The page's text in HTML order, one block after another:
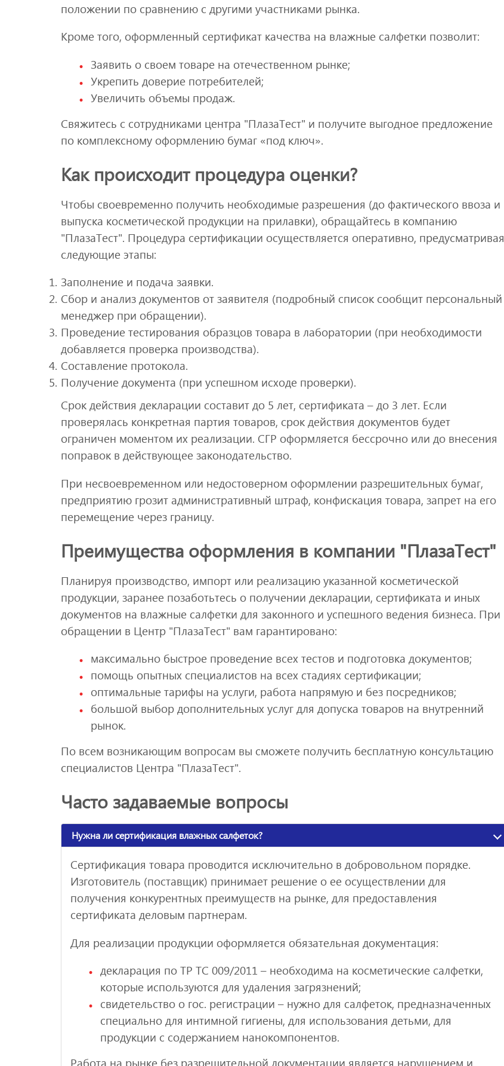
положении по сравнению с другими участниками рынка.
Кроме того, оформленный сертификат качества на влажные салфетки позволит:
Заявить о своем товаре на отечественном рынке;
Укрепить доверие потребителей;
Увеличить объемы продаж.
Свяжитесь с сотрудниками центра "ПлазаТест" и получите выгодное предложение
по комплексному оформлению бумаг «под ключ».
Как происходит процедура оценки?
Чтобы своевременно получить необходимые разрешения (до фактического ввоза и
выпуска косметической продукции на прилавки), обращайтесь в компанию
"ПлазаТест". Процедура сертификации осуществляется оперативно, предусматривая
следующие этапы:
Заполнение и подача заявки.
Сбор и анализ документов от заявителя (подробный список сообщит персональный
менеджер при обращении).
Проведение тестирования образцов товара в лаборатории (при необходимости
добавляется проверка производства).
Составление протокола.
Получение документа (при успешном исходе проверки).
Срок действия декларации составит до 5 лет, сертификата – до 3 лет. Если
проверялась конкретная партия товаров, срок действия документов будет
ограничен моментом их реализации. СГР оформляется бессрочно или до внесения
поправок в действующее законодательство.
При несвоевременном или недостоверном оформлении разрешительных бумаг,
предприятию грозит административный штраф, конфискация товара, запрет на его
перемещение через границу.
Преимущества оформления в компании "ПлазаТест"
Планируя производство, импорт или реализацию указанной косметической
продукции, заранее позаботьтесь о получении декларации, сертификата и иных
документов на влажные салфетки для законного и успешного ведения бизнеса. При
обращении в Центр "ПлазаТест" вам гарантировано:
максимально быстрое проведение всех тестов и подготовка документов;
помощь опытных специалистов на всех стадиях сертификации;
оптимальные тарифы на услуги, работа напрямую и без посредников;
большой выбор дополнительных услуг для допуска товаров на внутренний
рынок.
По всем возникающим вопросам вы сможете получить бесплатную консультацию
специалистов Центра "ПлазаТест".
Часто задаваемые вопросы
Нужна ли сертификация влажных салфеток?
Сертификация товара проводится исключительно в добровольном порядке.
Изготовитель (поставщик) принимает решение о ее осуществлении для
получения конкурентных преимуществ на рынке, для предоставления
сертификата деловым партнерам.
Для реализации продукции оформляется обязательная документация:
декларация по ТР ТС 009/2011 – необходима на косметические салфетки,
которые используются для удаления загрязнений;
свидетельство о гос. регистрации – нужно для салфеток, предназначенных
специально для интимной гигиены, для использования детьми, для
продукции с содержанием нанокомпонентов.
Работа на рынке без разрешительной документации является нарушением и